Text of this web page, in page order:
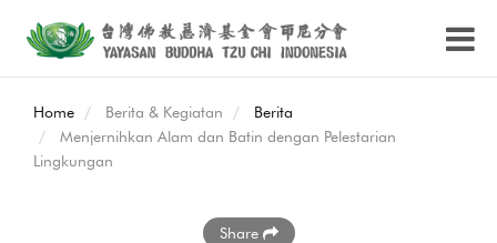
Home Berita & Kegiatan
Berita
Menjernihkan Alam dan Batin dengan Pelestarian
Lingkungan
Share